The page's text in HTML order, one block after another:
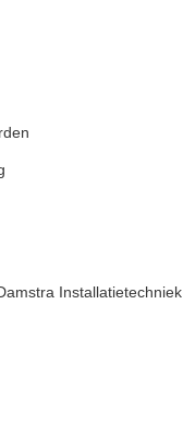
Installatietechniek